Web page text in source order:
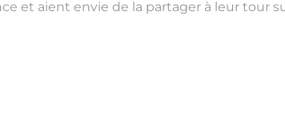
et aient envie de la partager à leur tour